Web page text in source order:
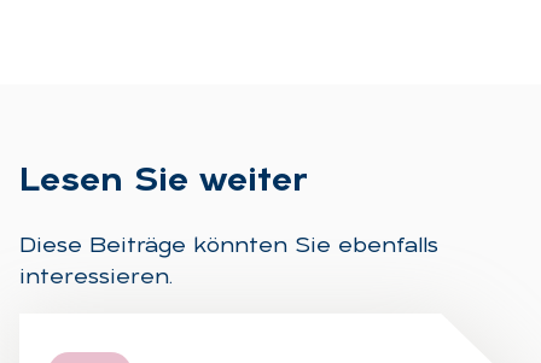
Le­sen Sie wei­ter
Diese Beiträge könnten Sie ebenfalls
interessieren.